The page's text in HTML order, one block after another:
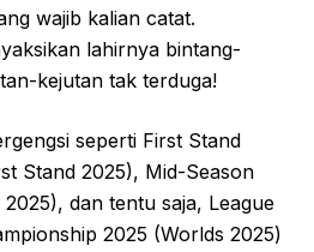
wajib kalian catat.
lahirnya bintang-
kejutan tak terduga!
seperti First Stand
Stand 2025), Mid-Season
dan tentu saja, League
2025 (Worlds 2025)